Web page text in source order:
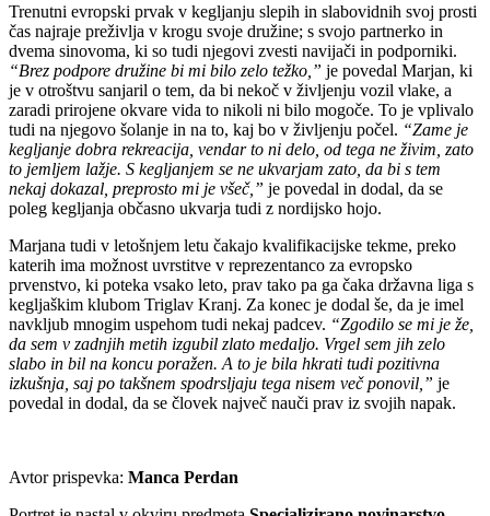
Trenutni evropski prvak v kegljanju slepih in slabovidnih svoj prosti
čas najraje preživlja v krogu svoje družine; s svojo partnerko in
dvema sinovoma, ki so tudi njegovi zvesti navijači in podporniki.
“Brez podpore družine bi mi bilo zelo težko,” je povedal Marjan, ki
je v otroštvu sanjaril o tem, da bi nekoč v življenju vozil vlake, a
zaradi prirojene okvare vida to nikoli ni bilo mogoče. To je vplivalo
tudi na njegovo šolanje in na to, kaj bo v življenju počel. “Zame je
kegljanje dobra rekreacija, vendar to ni delo, od tega ne živim, zato
to jemljem lažje. S kegljanjem se ne ukvarjam zato, da bi s tem
nekaj dokazal, preprosto mi je všeč,” je povedal in dodal, da se
poleg kegljanja občasno ukvarja tudi z nordijsko hojo.
Marjana tudi v letošnjem letu čakajo kvalifikacijske tekme, preko
katerih ima možnost uvrstitve v reprezentanco za evropsko
prvenstvo, ki poteka vsako leto, prav tako pa ga čaka državna liga s
kegljaškim klubom Triglav Kranj. Za konec je dodal še, da je imel
navkljub mnogim uspehom tudi nekaj padcev. “Zgodilo se mi je že,
da sem v zadnjih metih izgubil zlato medaljo. Vrgel sem jih zelo
slabo in bil na koncu poražen. A to je bila hkrati tudi pozitivna
izkušnja, saj po takšnem spodrsljaju tega nisem več ponovil,” je
povedal in dodal, da se človek največ nauči prav iz svojih napak.
Avtor prispevka: Manca Perdan